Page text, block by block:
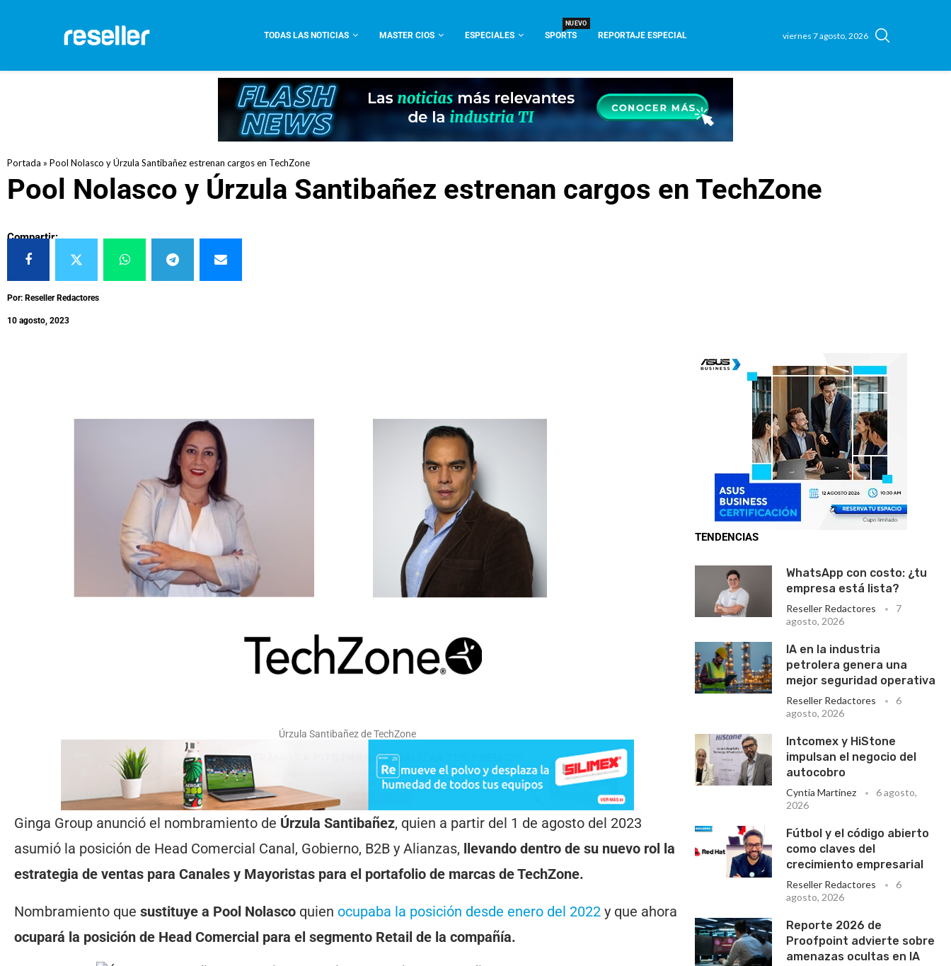
TODAS LAS NOTICIAS MASTER CIOS ESPECIALES SPORTS
NUEVO
REPORTAJE ESPECIAL viernes 7 agosto, 2026
Portada » Pool Nolasco y Úrzula Santibañez estrenan cargos en TechZone
Pool Nolasco y Úrzula Santibañez estrenan cargos en TechZone
Compartir:
Por: Reseller Redactores
10 agosto, 2023
Úrzula Santibañez de TechZone
Ginga Group anunció el nombramiento de Úrzula Santibañez, quien a partir del 1 de agosto del 2023
asumió la posición de Head Comercial Canal, Gobierno, B2B y Alianzas, llevando dentro de su nuevo rol la
estrategia de ventas para Canales y Mayoristas para el portafolio de marcas de TechZone.
Nombramiento que sustituye a Pool Nolasco quien ocupaba la posición desde enero del 2022 y que ahora
ocupará la posición de Head Comercial para el segmento Retail de la compañía.
TENDENCIAS
WhatsApp con costo: ¿tu
empresa está lista?
Reseller Redactores
7
agosto, 2026
IA en la industria
petrolera genera una
mejor seguridad operativa
Reseller Redactores
6
agosto, 2026
Intcomex y HiStone
impulsan el negocio del
autocobro
Cyntia Martinez
6 agosto,
2026
Fútbol y el código abierto
como claves del
crecimiento empresarial
Reseller Redactores
6
agosto, 2026
Reporte 2026 de
Proofpoint advierte sobre
amenazas ocultas en IA